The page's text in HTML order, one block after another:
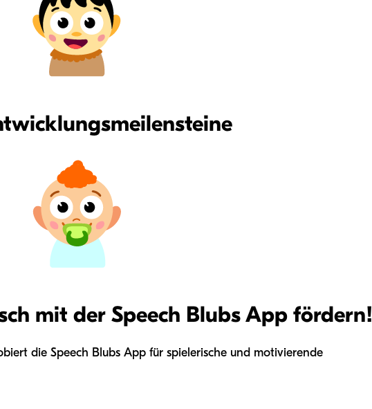
mit der Speech Blubs App fördern!
die Speech Blubs App für spielerische und motivierende